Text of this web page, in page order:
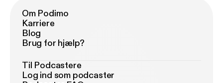
Om Podimo
Karriere
Blog
Brug for hjælp?
Til Podcastere
Log ind som podcaster